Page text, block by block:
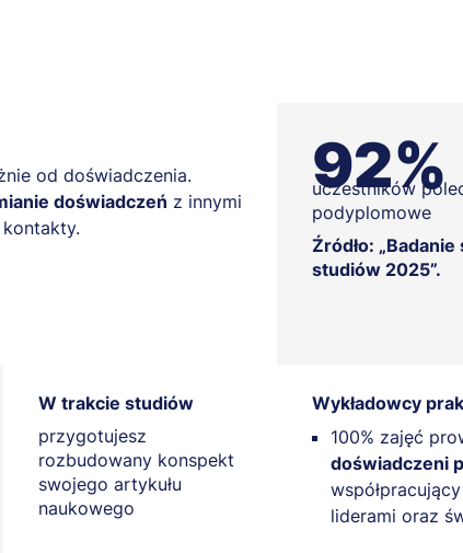
od doświadczenia.
doświadczeń z innymi
92%
uczestników
podyplomowe
Źródło:
studiów 2025”.
W trakcie studiów
przygotujesz
rozbudowany konspekt
swojego artykułu
naukowego
Wykładowcy
100% zajęć
doświadczeni
liderami oraz